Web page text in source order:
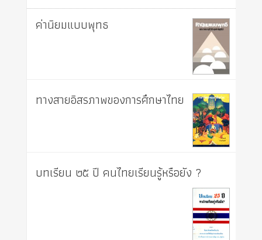
ค่านิยมแบบพุทธ
ทางสายอิสรภาพของการศึกษาไทย
บทเรียน ๒๕ ปี คนไทยเรียนรู้หรือยัง ?